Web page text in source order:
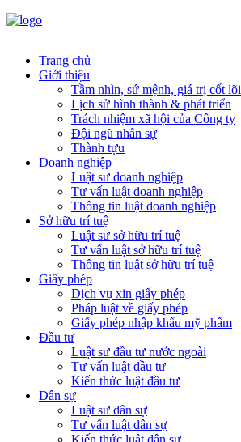
Trang chủ
Giới thiệu
Tầm nhìn, sứ mệnh, giá trị cốt lõi
Lịch sử hình thành & phát triển
Trách nhiệm xã hội của Công ty
Đội ngũ nhân sự
Thành tựu
Doanh nghiệp
Luật sư doanh nghiệp
Tư vấn luật doanh nghiệp
Thông tin luật doanh nghiệp
Sở hữu trí tuệ
Luật sư sở hữu trí tuệ
Tư vấn luật sở hữu trí tuệ
Thông tin luật sở hữu trí tuệ
Giấy phép
Dịch vụ xin giấy phép
Pháp luật về giấy phép
Giấy phép nhập khẩu mỹ phẩm
Đầu tư
Luật sư đầu tư nước ngoài
Tư vấn luật đầu tư
Kiến thức luật đầu tư
Dân sự
Luật sư dân sự
Tư vấn luật dân sự
Kiến thức luật dân sự